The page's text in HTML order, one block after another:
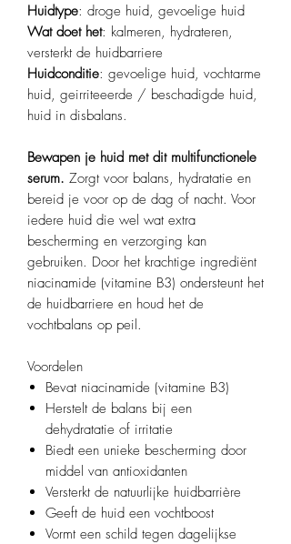
Huidtype: droge huid, gevoelige huid
Wat doet het: kalmeren, hydrateren,
versterkt de huidbarriere
Huidconditie: gevoelige huid, vochtarme
huid, geirriteeerde / beschadigde huid,
huid in disbalans.
Bewapen je huid met dit multifunctionele
serum. Zorgt voor balans, hydratatie en
bereid je voor op de dag of nacht. Voor
iedere huid die wel wat extra
bescherming en verzorging kan
gebruiken. Door het krachtige ingrediënt
niacinamide (vitamine B3) ondersteunt het
de huidbarriere en houd het de
vochtbalans op peil.
Voordelen
Bevat niacinamide (vitamine B3)
Herstelt de balans bij een
dehydratatie of irritatie
Biedt een unieke bescherming door
middel van antioxidanten
Versterkt de natuurlijke huidbarrière
Geeft de huid een vochtboost
Vormt een schild tegen dagelijkse